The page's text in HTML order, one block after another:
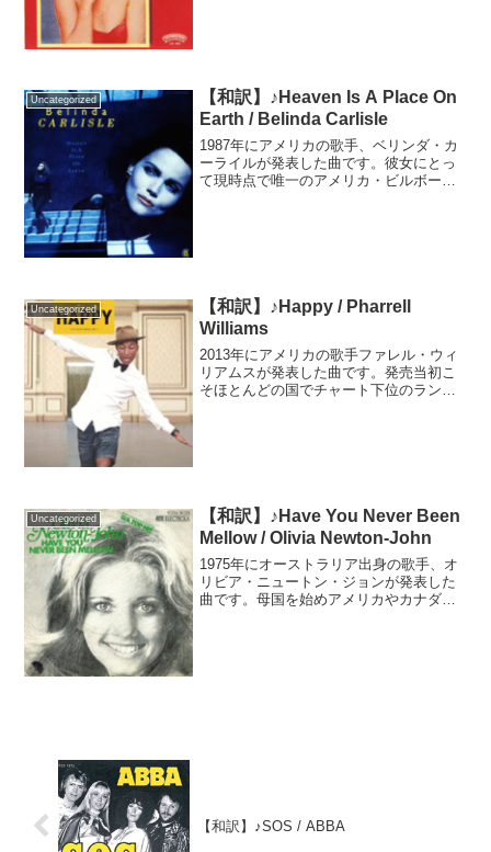
Uncategorized
【和訳】♪Heaven Is A Place On
Earth / Belinda Carlisle
1987年にアメリカの歌手、ベリンダ・カ
ーライルが発表した曲です。彼女にとっ
て現時点で唯一のアメリカ・ビルボード
Uncategorized
【和訳】♪Happy / Pharrell
Williams
2013年にアメリカの歌手ファレル・ウィ
リアムスが発表した曲です。発売当初こ
そほとんどの国でチャート下位のランク
Uncategorized
【和訳】♪Have You Never Been
Mellow / Olivia Newton-John
1975年にオーストラリア出身の歌手、オ
リビア・ニュートン・ジョンが発表した
曲です。母国を始めアメリカやカナダで
【和訳】♪SOS / ABBA